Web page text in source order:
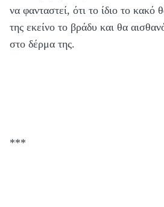
να φανταστεί, ότι το ίδιο το κακό
της εκείνο το βράδυ και θα
στο δέρμα της.
***